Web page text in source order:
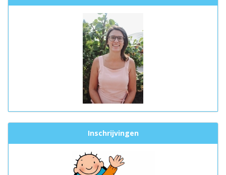
Inschrijvingen